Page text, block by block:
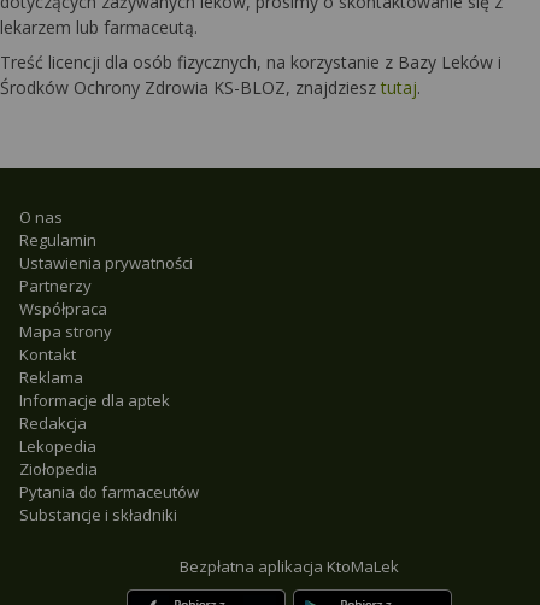
lekarzem lub farmaceutą.
Treść licencji dla osób fizycznych, na korzystanie z Bazy Leków i
Środków Ochrony Zdrowia KS-BLOZ, znajdziesz tutaj.
O nas
Regulamin
Ustawienia prywatności
Partnerzy
Współpraca
Mapa strony
Kontakt
Reklama
Informacje dla aptek
Redakcja
Lekopedia
Ziołopedia
Pytania do farmaceutów
Substancje i składniki
Bezpłatna aplikacja KtoMaLek